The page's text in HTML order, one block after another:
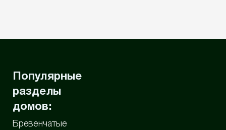
Популярные
разделы
домов:
Бревенчатые